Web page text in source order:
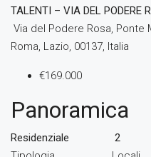
TALENTI – VIA DEL PODERE
Via del Podere Rosa, Ponte
Roma, Lazio, 00137, Italia
€169.000
Panoramica
Residenziale
2